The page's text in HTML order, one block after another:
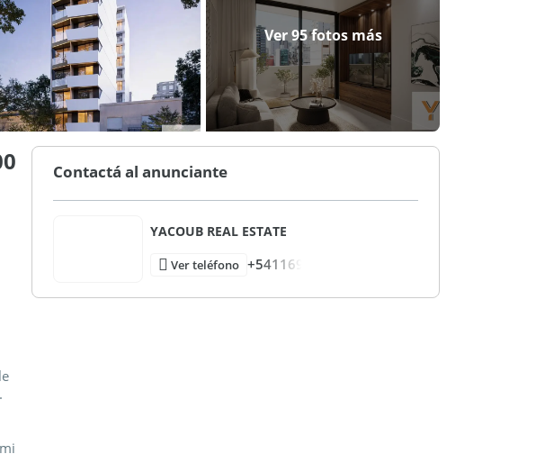
Ver 95 fotos más
Contactá al anunciante
YACOUB REAL ESTATE
Ver teléfono +541169